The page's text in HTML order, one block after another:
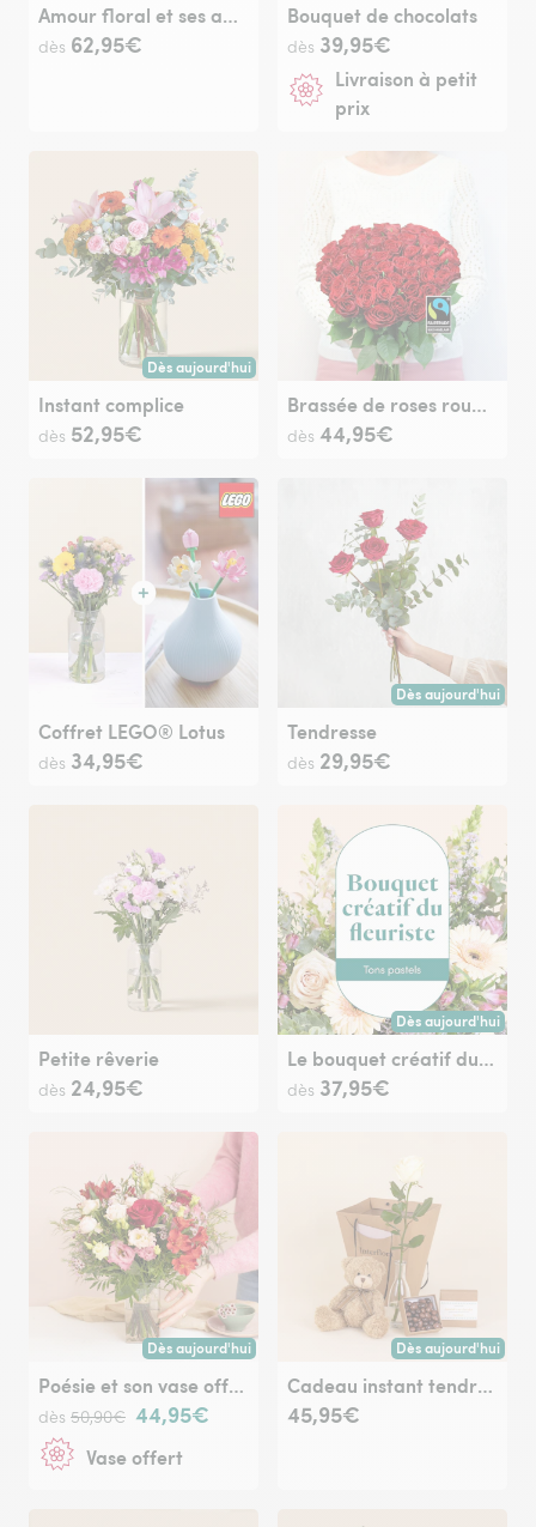
Amour floral et ses amandes au chocolat
dès 62,95€
Bouquet de chocolats
dès 39,95€
Livraison à petit
prix
Dès aujourd'hui
Livraison dès aujourd'hui (pour toute commande passée
Instant complice
dès 52,95€
Brassée de roses rouges Max Havelaar
dès 44,95€
Coffret LEGO® Lotus
dès 34,95€
Dès aujourd'hui
Livraison dès
Tendresse
dès 29,95€
Petite rêverie
dès 24,95€
Dès aujourd'hui
Livraison dès
Le bouquet créatif du fleuriste pastel
dès 37,95€
Dès aujourd'hui
Livraison dès aujourd'hui (pour toute commande passée
Poésie et son vase offert
dès 50,90€ 44,95€
Vase offert
Dès aujourd'hui
Livraison dès
Cadeau instant tendresse
45,95€